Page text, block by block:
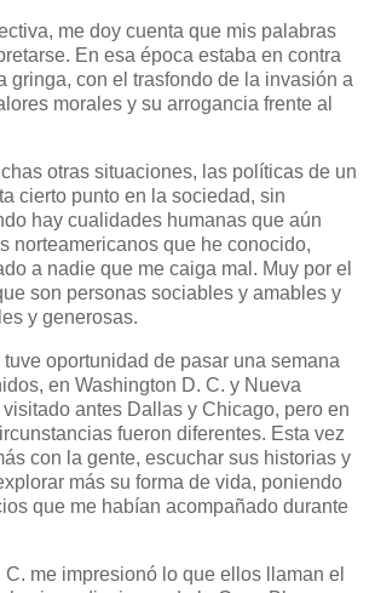
me doy cuenta que mis palabras
En esa época estaba en contra
gringa, con el trasfondo de la invasión a
morales y su arrogancia frente al
otras situaciones, las políticas de un
cierto punto en la sociedad, sin
hay cualidades humanas que aún
norteamericanos que he conocido,
a nadie que me caiga mal. Muy por el
son personas sociables y amables y
y generosas.
oportunidad de pasar una semana
en Washington D. C. y Nueva
antes Dallas y Chicago, pero en
fueron diferentes. Esta vez
con la gente, escuchar sus historias y
más su forma de vida, poniendo
que me habían acompañado durante
C. me impresionó lo que ellos llaman el